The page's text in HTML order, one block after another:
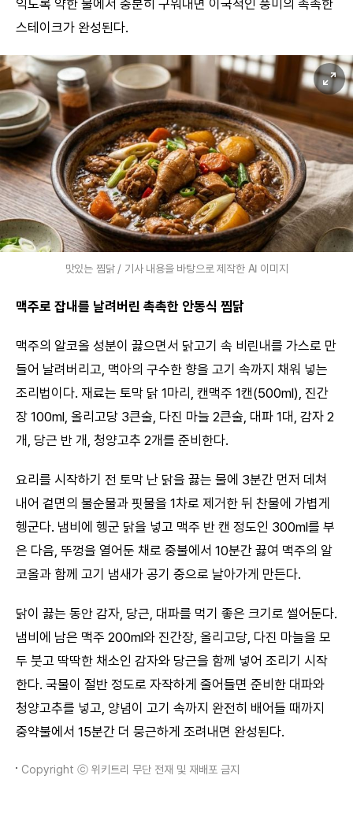
익도록 약한 불에서 충분히 구워내면 이국적인 풍미의 촉촉한
스테이크가 완성된다.
맛있는 찜닭 / 기사 내용을 바탕으로 제작한 AI 이미지
맥주로 잡내를 날려버린 촉촉한 안동식 찜닭
맥주의 알코올 성분이 끓으면서 닭고기 속 비린내를 가스로 만
들어 날려버리고, 맥아의 구수한 향을 고기 속까지 채워 넣는
조리법이다. 재료는 토막 닭 1마리, 캔맥주 1캔(500ml), 진간
장 100ml, 올리고당 3큰술, 다진 마늘 2큰술, 대파 1대, 감자 2
개, 당근 반 개, 청양고추 2개를 준비한다.
요리를 시작하기 전 토막 난 닭을 끓는 물에 3분간 먼저 데쳐
내어 겉면의 불순물과 핏물을 1차로 제거한 뒤 찬물에 가볍게
헹군다. 냄비에 헹군 닭을 넣고 맥주 반 캔 정도인 300ml를 부
은 다음, 뚜껑을 열어둔 채로 중불에서 10분간 끓여 맥주의 알
코올과 함께 고기 냄새가 공기 중으로 날아가게 만든다.
닭이 끓는 동안 감자, 당근, 대파를 먹기 좋은 크기로 썰어둔다.
냄비에 남은 맥주 200ml와 진간장, 올리고당, 다진 마늘을 모
두 붓고 딱딱한 채소인 감자와 당근을 함께 넣어 조리기 시작
한다. 국물이 절반 정도로 자작하게 줄어들면 준비한 대파와
청양고추를 넣고, 양념이 고기 속까지 완전히 배어들 때까지
중약불에서 15분간 더 뭉근하게 조려내면 완성된다.
Copyright ⓒ 위키트리 무단 전재 및 재배포 금지